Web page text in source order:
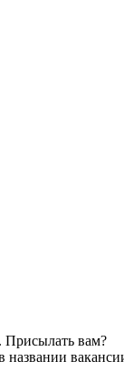
Присылать вам?
названии